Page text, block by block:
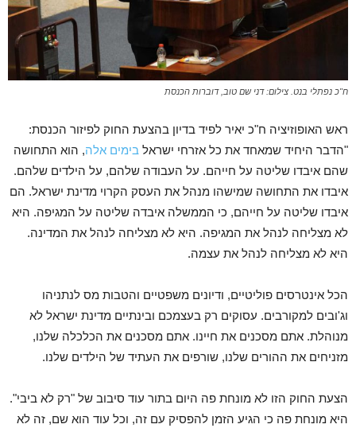
ח"כ נפתלי בנט. צילום: דני שם טוב, דוברות הכנסת
ראש האופוזיציה ח"כ יאיר לפיד בדיון בהצעת החוק לפיזור הכנסת:
"הדבר היחיד שמאחד את כל אזרחי ישראל בימים אלה, הוא התחושה
שהם איבדו שליטה על חייהם. על העבודה שלהם, על הילדים שלהם.
איבדו את התחושה שמישהו מנהל את העסק הקרוי מדינת ישראל. הם
איבדו שליטה על חייהם, כי הממשלה איבדה שליטה על המגיפה. היא
לא מצליחה לנהל את המגיפה. היא לא מצליחה לנהל את המדינה.
היא לא מצליחה לנהל את עצמה.
הכל אינטרסים פוליטיים, ודיונים משפטיים והטבות מס לנתניהו
וג'ובים למקורבים. עסוקים רק בעצמכם ובינתיים מדינת ישראל לא
מנוהלת. אתם מסכנים את חיינו. אתם מסכנים את הכלכלה שלנו,
מזניחים את ההורים שלנו, שורפים את העתיד של הילדים שלנו.
הצעת החוק הזו לא מונחת פה היום בתור עוד סיבוב של "רק לא ביבי".
היא מונחת פה כי הגיע הזמן להפסיק עם זה, וכל עוד הוא שם, זה לא